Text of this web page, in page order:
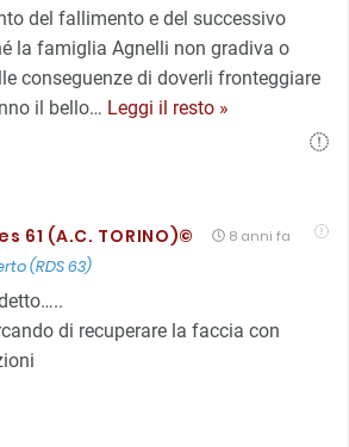
del fallimento e del successivo
la famiglia Agnelli non gradiva o
conseguenze di doverli fronteggiare
il bello… Leggi il resto »
61 (A.C. TORINO)© 8 anni fa
(RDS 63)
di recuperare la faccia con